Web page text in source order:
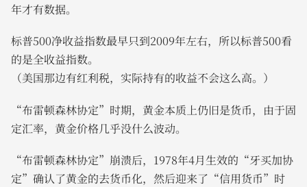
年才有数据。
标普500净收益指数最早只到2009年左右，所以标普500看
的是全收益指数。
（美国那边有红利税，实际持有的收益不会这么高。）
“布雷顿森林协定”时期，黄金本质上仍旧是货币，由于固
定汇率，黄金价格几乎没什么波动。
“布雷顿森林协定”崩溃后，1978年4月生效的“牙买加协
定”确认了黄金的去货币化，然后迎来了“信用货币”时